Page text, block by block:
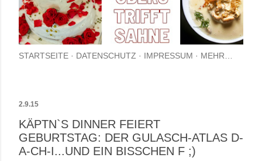
STARTSEITE DATENSCHUTZ IMPRESSUM MEHR…
2.9.15
KÄPTN`S DINNER FEIERT
GEBURTSTAG: DER GULASCH-ATLAS D-
A-CH-I...UND EIN BISSCHEN F ;)